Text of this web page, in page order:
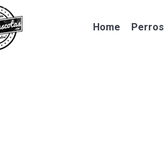
Home Perros
Home Perros